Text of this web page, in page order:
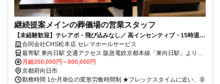
継続提案メインの葬儀場の営業スタッフ
【未経験歓迎】テレアポ・飛び込みなし／ 高インセンティブ・15時退勤
も可・残業なし・直行直帰OK！
合同会社CHS松本店 セレマホールサービス
最寄駅 東向日駅 交通アクセス 阪急電鉄京都本線「東向日駅」より徒
歩9分 ※直行直帰が基本です ●転勤なし ●車通勤OK ●バイク通勤OK ●
直行直帰OK
月給260,000円～800,000円
京都府向日市
勤務時間 1か月単位の変形労働時間制 ★フレックスタイムに近い、非